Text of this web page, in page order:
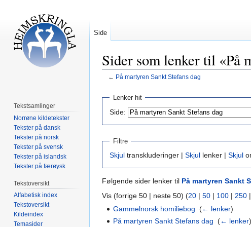
Sider som lenker til «På
← På martyren Sankt Stefans dag
Hopp
navigering
Hopp
søk
Lenker hit
Side:
Filtre
Skjul transkluderinger | Skjul lenker | Skjul
Følgende sider lenker til På martyren Sankt
Vis (forrige 50 | neste 50) (20 | 50 | 100 | 250 |
Gammelnorsk homiliebog ‎(← lenker)
På martyren Sankt Stefans dag ‎(← lenker)
Side
Tekstsamlinger
Norrøne kildetekster
Tekster på dansk
Tekster på norsk
Tekster på svensk
Tekster på islandsk
Tekster på færøysk
Tekstoversikt
Alfabetisk index
Tekstoversikt
Kildeindex
Temasider